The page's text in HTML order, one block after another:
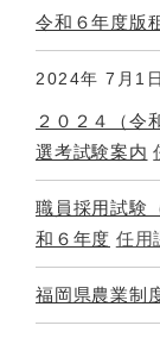
令和６年度版
2024年 7月1日
２０２４（令
選考試験案内
職員採用試験
和６年度 任用
福岡県農業制